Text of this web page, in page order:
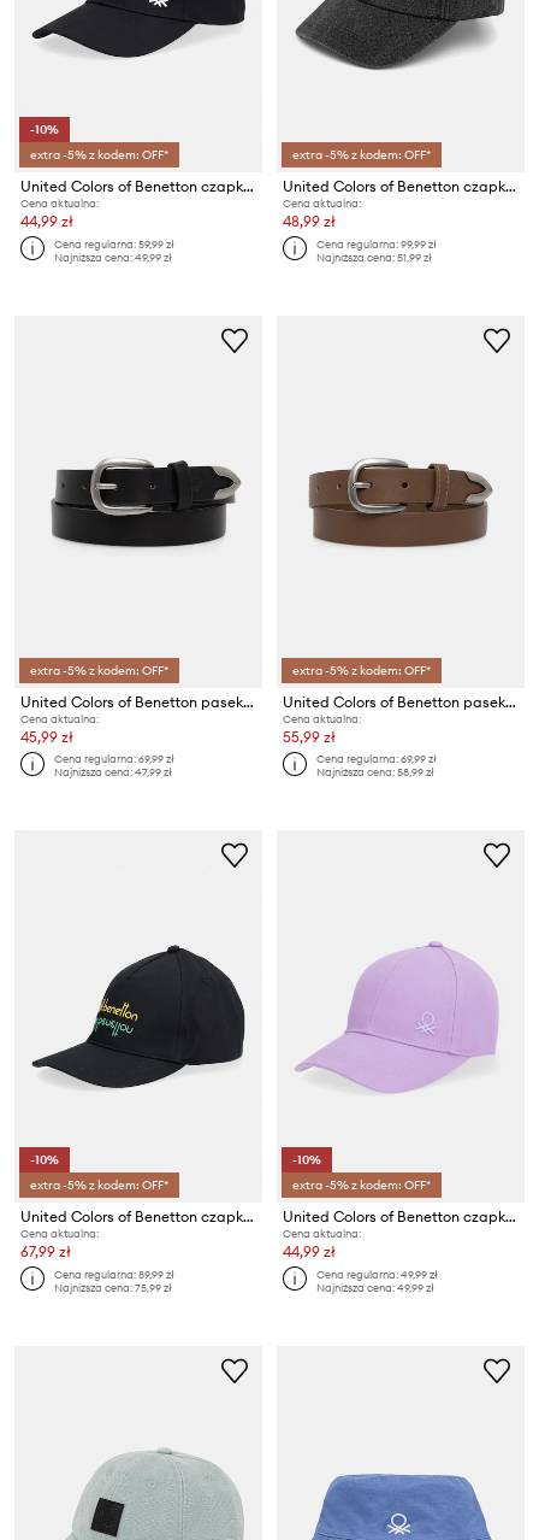
-10%
extra -5% z kodem: OFF*
United Colors of Benetton czapka z daszkiem dziecięca bawełniana
Cena aktualna:
44,99 zł
Cena regularna:59,99 zł
Najniższa cena:49,99 zł
extra -5% z kodem: OFF*
United Colors of Benetton czapka z daszkiem
Cena aktualna:
48,99 zł
Cena regularna:99,99 zł
Najniższa cena:51,99 zł
extra -5% z kodem: OFF*
United Colors of Benetton pasek dziecięcy
Cena aktualna:
45,99 zł
Cena regularna:69,99 zł
Najniższa cena:47,99 zł
extra -5% z kodem: OFF*
United Colors of Benetton pasek dziecięcy
Cena aktualna:
55,99 zł
Cena regularna:69,99 zł
Najniższa cena:58,99 zł
-10%
extra -5% z kodem: OFF*
United Colors of Benetton czapka z daszkiem bawełniana
Cena aktualna:
67,99 zł
Cena regularna:89,99 zł
Najniższa cena:75,99 zł
-10%
extra -5% z kodem: OFF*
United Colors of Benetton czapka z daszkiem dziecięca bawełniana
Cena aktualna:
44,99 zł
Cena regularna:49,99 zł
Najniższa cena:49,99 zł